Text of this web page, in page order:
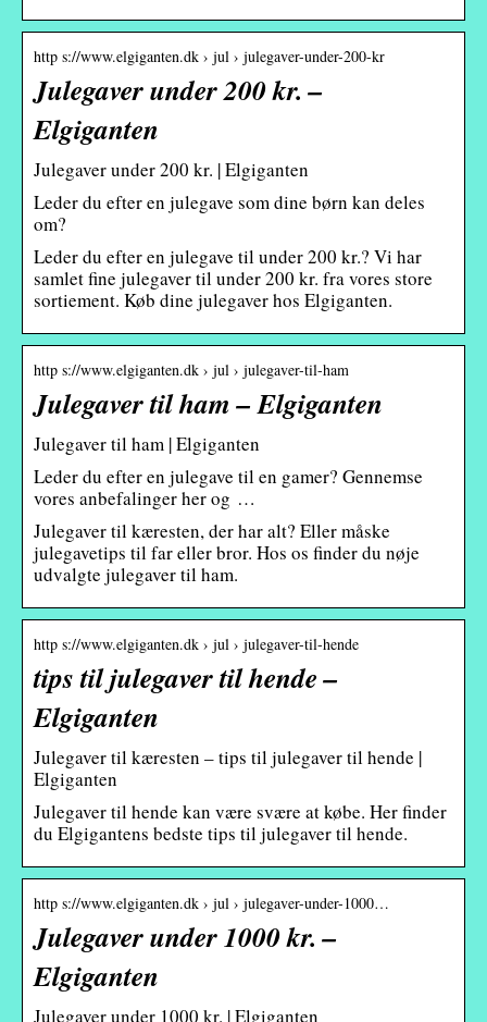
http s://www.elgiganten.dk › jul › julegaver-under-200-kr
Julegaver under 200 kr. –
Elgiganten
Julegaver under 200 kr. | Elgiganten
Leder du efter en julegave som dine børn kan deles
om?
Leder du efter en julegave til under 200 kr.? Vi har
samlet fine julegaver til under 200 kr. fra vores store
sortiement. Køb dine julegaver hos Elgiganten.
http s://www.elgiganten.dk › jul › julegaver-til-ham
Julegaver til ham – Elgiganten
Julegaver til ham | Elgiganten
Leder du efter en julegave til en gamer? Gennemse
vores anbefalinger her og …
Julegaver til kæresten, der har alt? Eller måske
julegavetips til far eller bror. Hos os finder du nøje
udvalgte julegaver til ham.
http s://www.elgiganten.dk › jul › julegaver-til-hende
tips til julegaver til hende –
Elgiganten
Julegaver til kæresten – tips til julegaver til hende |
Elgiganten
Julegaver til hende kan være svære at købe. Her finder
du Elgigantens bedste tips til julegaver til hende.
http s://www.elgiganten.dk › jul › julegaver-under-1000…
Julegaver under 1000 kr. –
Elgiganten
Julegaver under 1000 kr. | Elgiganten